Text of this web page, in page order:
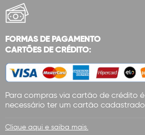
FORMAS DE PAGAMENTO
CARTÕES DE CRÉDITO:
Para compras via cartão de crédito é
necessário ter um cartão cadastrado.
Clique aqui e saiba mais.